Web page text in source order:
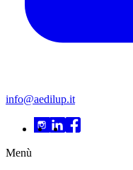
info@aedilup.it
Menù